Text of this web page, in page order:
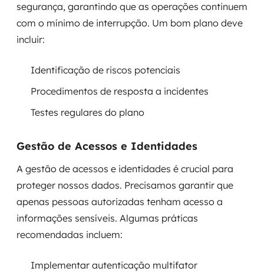
segurança, garantindo que as operações continuem
com o mínimo de interrupção. Um bom plano deve
incluir:
Identificação de riscos potenciais
Procedimentos de resposta a incidentes
Testes regulares do plano
Gestão de Acessos e Identidades
A gestão de acessos e identidades é crucial para
proteger nossos dados. Precisamos garantir que
apenas pessoas autorizadas tenham acesso a
informações sensíveis. Algumas práticas
recomendadas incluem:
Implementar autenticação multifator